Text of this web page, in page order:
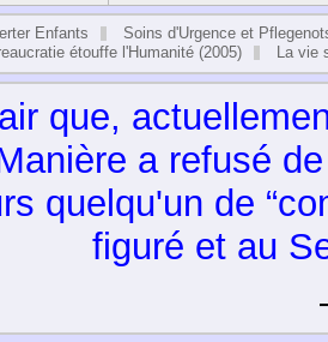
Enfants
Soins d'Urgence et
étouffe l'Humanité (2005)
La
que,
a refusé
quel­qu'un de
figuré et au